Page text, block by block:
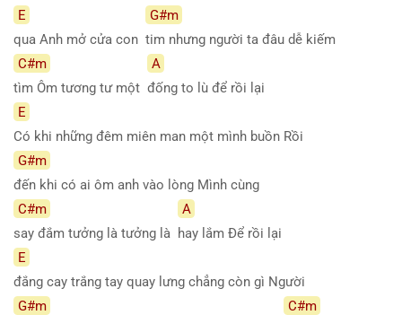
E
qua Anh mở cửa con
G#m
tim nhưng người ta đâu dễ kiếm
C#m
tìm Ôm tương tư một
A
đống to lù để rồi lại
E
Có khi những đêm miên man một mình buồn Rồi
G#m
đến khi có ai ôm anh vào lòng Mình cùng
C#m
say đắm tưởng là tưởng là
A
hay lắm Để rồi lại
E
đắng cay trắng tay quay lưng chẳng còn gì Người
G#m
C#m